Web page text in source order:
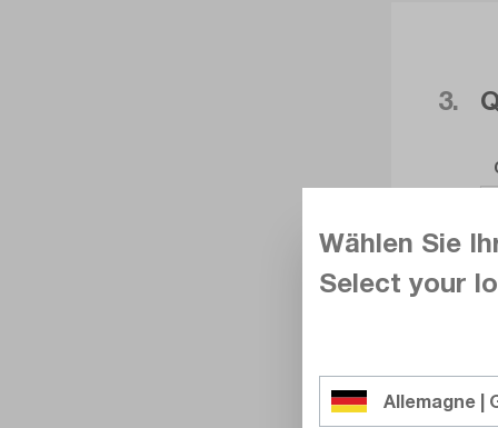
3.
Wählen Sie
Select your
Allemagne |